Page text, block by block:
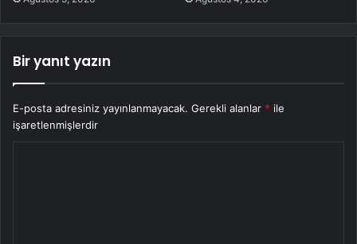
Bir yanıt yazın
E-posta adresiniz yayınlanmayacak. Gerekli alanlar * ile
işaretlenmişlerdir